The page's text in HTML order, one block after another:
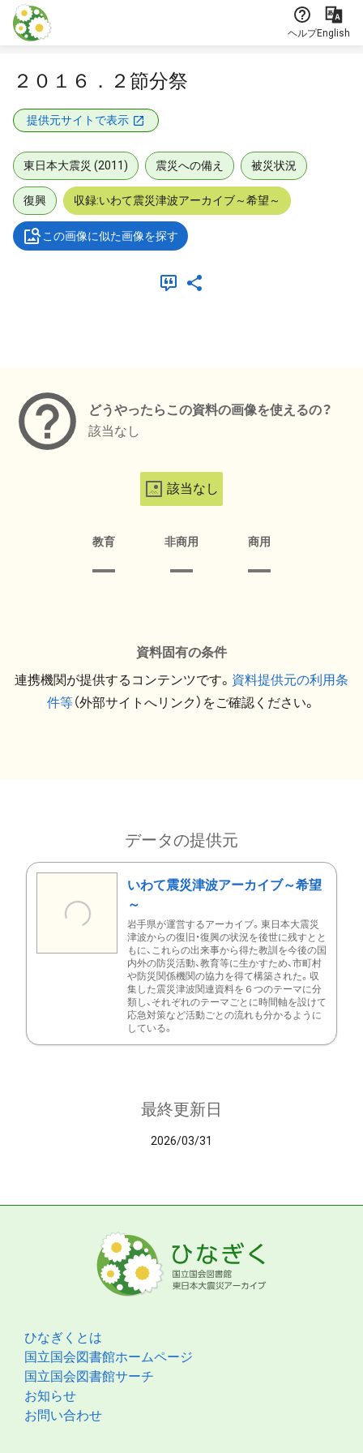
本文に飛ぶ
ヘルプEnglish
２０１６．２節分祭
提供元サイトで表示
東日本大震災 (2011) 震災への備え 被災状況
復興 収録:いわて震災津波アーカイブ～希望～
この画像に似た画像を探す
どうやったらこの資料の画像を使えるの？
該当なし
該当なし
教育 非商用 商用
資料固有の条件
連携機関が提供するコンテンツです。 資料提供元の利用条
件等（外部サイトへリンク）をご確認ください。
データの提供元
いわて震災津波アーカイブ～希望
～
岩手県が運営するアーカイブ。東日本大震災
津波からの復旧・復興の状況を後世に残すとと
もに、これらの出来事から得た教訓を今後の国
内外の防災活動、教育等に生かすため、市町村
や防災関係機関の協力を得て構築された。収
集した震災津波関連資料を６つのテーマに分
類し、それぞれのテーマごとに時間軸を設けて
応急対策など活動ごとの流れも分かるように
している。
最終更新日
2026/03/31
ひなぎくとは
国立国会図書館ホームページ
国立国会図書館サーチ
お知らせ
お問い合わせ